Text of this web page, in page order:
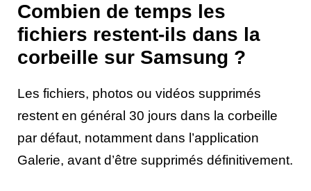
Combien de temps les
fichiers restent-ils dans la
corbeille sur Samsung ?
Les fichiers, photos ou vidéos supprimés
restent en général 30 jours dans la corbeille
par défaut, notamment dans l’application
Galerie, avant d’être supprimés définitivement.